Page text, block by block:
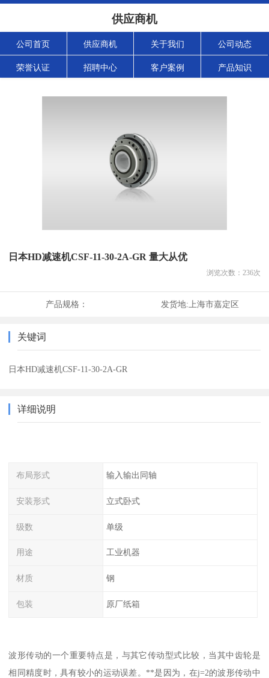
供应商机
公司首页 供应商机 关于我们 公司动态
荣誉认证 招聘中心 客户案例 产品知识
日本HD减速机CSF-11-30-2A-GR 量大从优
浏览次数： 236次
产品规格： 发货地: 上海市嘉定区
关键词
日本HD减速机CSF-11-30-2A-GR
详细说明
布局形式 输入输出同轴
安装形式 立式卧式
级数 单级
用途 工业机器
材质 钢
包装 原厂纸箱
波形传动的一个重要特点是，与其它传动型式比较，当其中齿轮是
相同精度时，具有较小的运动误差。**是因为，在j=2的波形传动中